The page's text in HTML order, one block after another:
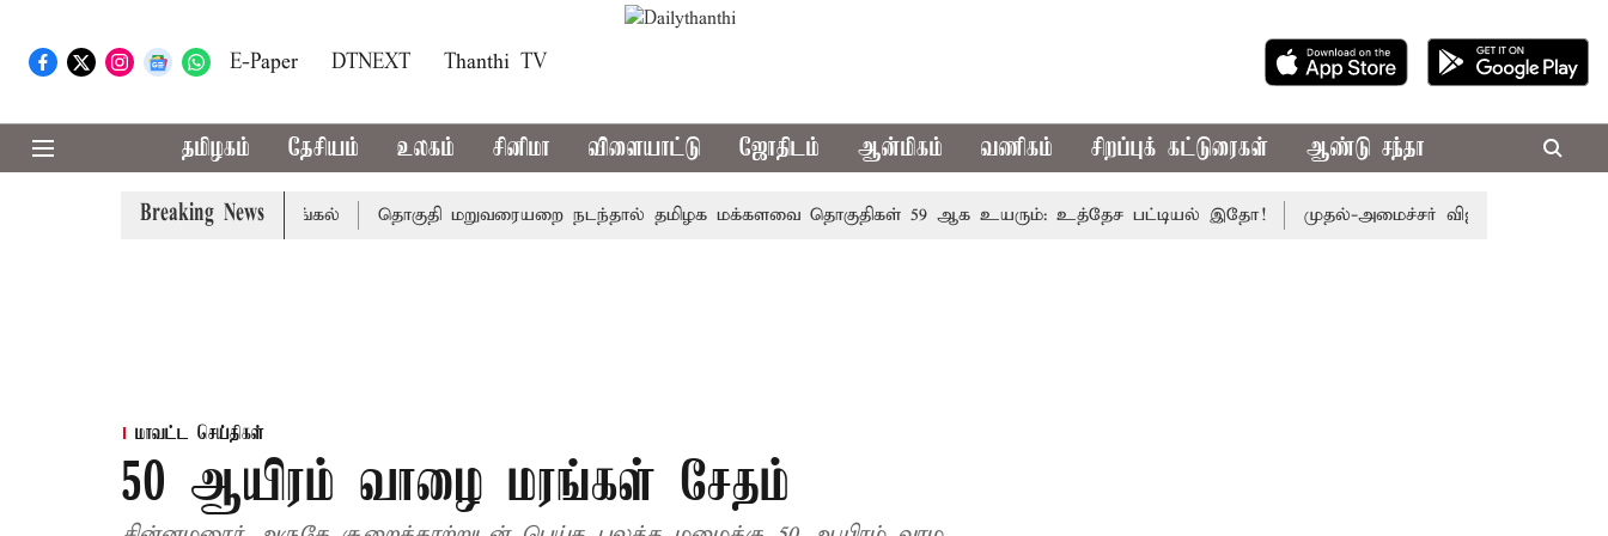
E-Paper DTNEXT Thanthi TV
தமிழகம் தேசியம் உலகம் சினிமா விளையாட்டு ஜோதிடம் ஆன்மிகம் வணிகம் சிறப்புக் கட்டுரைகள் ஆண்டு சந்தா
Breaking News
பேர் பலி - பிரதமர் மோடி இரங்கல் தொகுதி மறுவரையறை நடந்தால் தமிழக மக்களவை தொகுதிகள் 59 ஆக உயரும்: உத்தேச பட்டியல் இதோ! முதல்-அமைச்சர் விஜய் தலைமையில் இன்று
மாவட்ட செய்திகள்
50 ஆயிரம் வாழை மரங்கள் சேதம்